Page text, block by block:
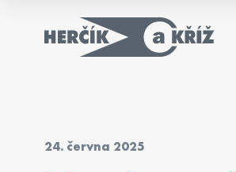
24. června 2025